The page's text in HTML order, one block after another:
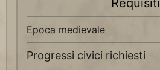
Requisiti
Epoca medievale
Progressi civici richiesti